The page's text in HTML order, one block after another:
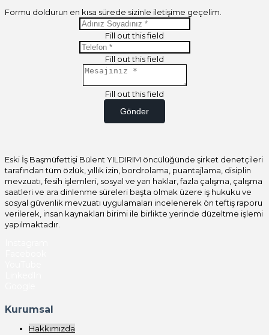
Formu doldurun en kısa sürede sizinle iletişime geçelim.
Fill out this field
Fill out this field
Fill out this field
Gönder
Eski İş Başmüfettişi Bülent YILDIRIM öncülüğünde şirket denetçileri
tarafından tüm özlük, yıllık izin, bordrolama, puantajlama, disiplin
mevzuatı, fesih işlemleri, sosyal ve yan haklar, fazla çalışma, çalışma
saatleri ve ara dinlenme süreleri başta olmak üzere iş hukuku ve
sosyal güvenlik mevzuatı uygulamaları incelenerek ön teftiş raporu
verilerek, insan kaynakları birimi ile birlikte yerinde düzeltme işlemi
yapılmaktadır.
Kurumsal
Hakkımızda